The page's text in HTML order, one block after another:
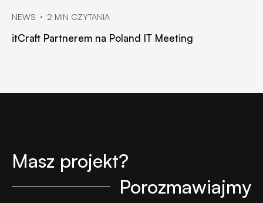
NEWS 2 MIN CZYTANIA
itCraft Partnerem na Poland IT Meeting
Masz projekt?
Porozmawiajmy